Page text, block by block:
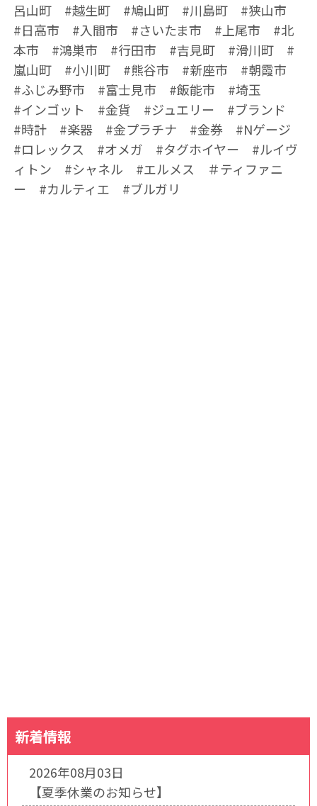
呂山町 #越生町 #鳩山町 #川島町 #狭山市
#日高市 #入間市 #さいたま市 #上尾市 #北
本市 #鴻巣市 #行田市 #吉見町 #滑川町 #
嵐山町 #小川町 #熊谷市 #新座市 #朝霞市
#ふじみ野市 #富士見市 #飯能市 #埼玉
#インゴット #金貨 #ジュエリー #ブランド
#時計 #楽器 #金プラチナ #金券 #Nゲージ
#ロレックス #オメガ #タグホイヤー #ルイヴ
ィトン #シャネル #エルメス ＃ティファニ
ー #カルティエ #ブルガリ
新着情報
2026年08月03日
【夏季休業のお知らせ】